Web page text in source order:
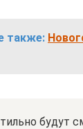
также:
будут